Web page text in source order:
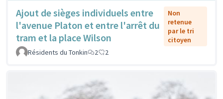
Ajout de sièges individuels entre
l'avenue Platon et entre l'arrêt du
tram et la place Wilson
Non
retenue
par le tri
citoyen
Résidents du Tonkin
2 2